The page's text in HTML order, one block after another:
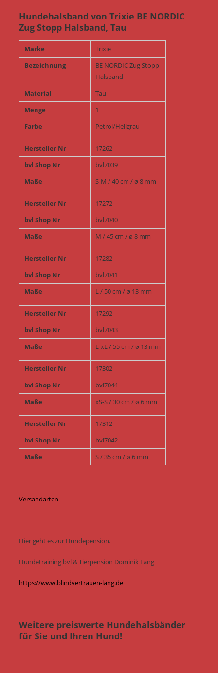
Hundehalsband von Trixie BE NORDIC
Zug Stopp Halsband, Tau
Marke
Trixie
Bezeichnung
BE NORDIC Zug Stopp
Halsband
Material
Tau
Menge
1
Farbe
Petrol/Hellgrau
Hersteller Nr
17262
bvl Shop Nr
bvl7039
Maße
S-M / 40 cm / ø 8 mm
Hersteller Nr
17272
bvl Shop Nr
bvl7040
Maße
M / 45 cm / ø 8 mm
Hersteller Nr
17282
bvl Shop Nr
bvl7041
Maße
L / 50 cm / ø 13 mm
Hersteller Nr
17292
bvl Shop Nr
bvl7043
Maße
L-xL / 55 cm / ø 13 mm
Hersteller Nr
17302
bvl Shop Nr
bvl7044
Maße
xS-S / 30 cm / ø 6 mm
Hersteller Nr
17312
bvl Shop Nr
bvl7042
Maße
S / 35 cm / ø 6 mm
Versandarten
Hier geht es zur Hundepension.
Hundetraining bvl & Tierpension Dominik Lang
https://www.blindvertrauen-lang.de
Weitere preiswerte Hundehalsbänder
für Sie und Ihren Hund!